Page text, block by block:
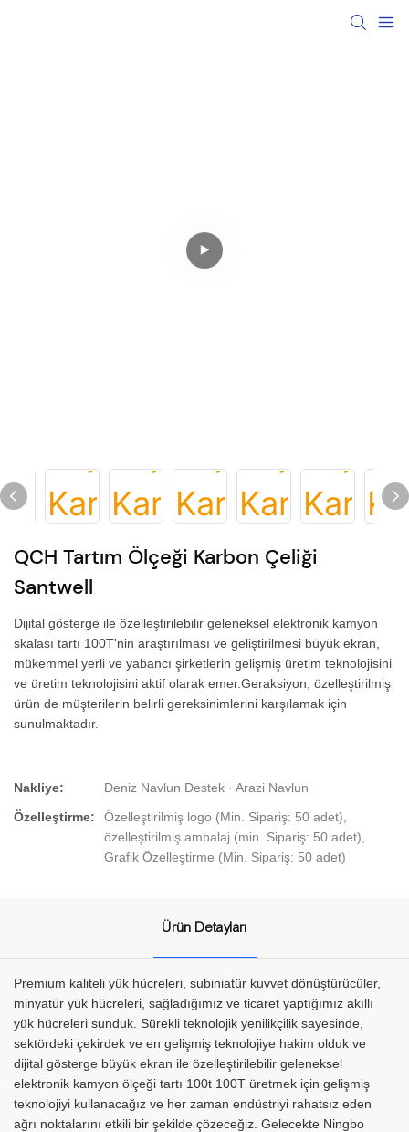
QCH Tartım Ölçeği Karbon Çeliği
Santwell
Dijital gösterge ile özelleştirilebilir geleneksel elektronik kamyon
skalası tartı 100T'nin araştırılması ve geliştirilmesi büyük ekran,
mükemmel yerli ve yabancı şirketlerin gelişmiş üretim teknolojisini
ve üretim teknolojisini aktif olarak emer.Geraksiyon, özelleştirilmiş
ürün de müşterilerin belirli gereksinimlerini karşılamak için
sunulmaktadır.
Nakliye:
Deniz Navlun Destek · Arazi Navlun
Özelleştirme:
Özelleştirilmiş logo (Min. Sipariş: 50 adet),
özelleştirilmiş ambalaj (min. Sipariş: 50 adet),
Grafik Özelleştirme (Min. Sipariş: 50 adet)
Ürün Detayları
Premium kaliteli yük hücreleri, subiniatür kuvvet dönüştürücüler,
minyatür yük hücreleri, sağladığımız ve ticaret yaptığımız akıllı
yük hücreleri sunduk. Sürekli teknolojik yenilikçilik sayesinde,
sektördeki çekirdek ve en gelişmiş teknolojiye hakim olduk ve
dijital gösterge büyük ekran ile özelleştirilebilir geleneksel
elektronik kamyon ölçeği tartı 100t 100T üretmek için gelişmiş
teknolojiyi kullanacağız ve her zaman endüstriyi rahatsız eden
ağrı noktalarını etkili bir şekilde çözeceğiz. Gelecekte Ningbo